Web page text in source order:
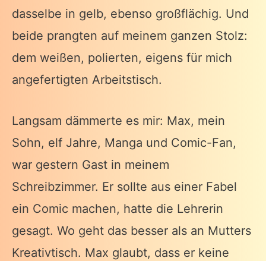
dasselbe in gelb, ebenso großflächig. Und
beide prangten auf meinem ganzen Stolz:
dem weißen, polierten, eigens für mich
angefertigten Arbeitstisch.
Langsam dämmerte es mir: Max, mein
Sohn, elf Jahre, Manga und Comic-Fan,
war gestern Gast in meinem
Schreibzimmer. Er sollte aus einer Fabel
ein Comic machen, hatte die Lehrerin
gesagt. Wo geht das besser als an Mutters
Kreativtisch. Max glaubt, dass er keine